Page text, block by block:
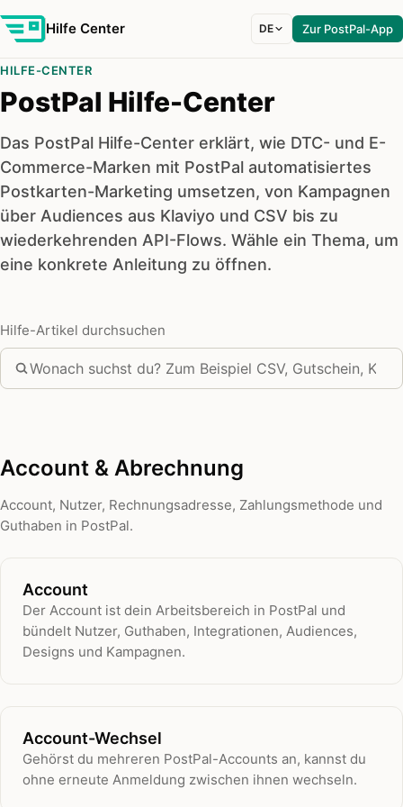
Hilfe Center DE Zur PostPal-App
HILFE-CENTER
PostPal Hilfe-Center
Das PostPal Hilfe-Center erklärt, wie DTC- und E-
Commerce-Marken mit PostPal automatisiertes
Postkarten-Marketing umsetzen, von Kampagnen
über Audiences aus Klaviyo und CSV bis zu
wiederkehrenden API-Flows. Wähle ein Thema, um
eine konkrete Anleitung zu öffnen.
Hilfe-Artikel durchsuchen
Account & Abrechnung
Account, Nutzer, Rechnungsadresse, Zahlungsmethode und
Guthaben in PostPal.
Account
Der Account ist dein Arbeitsbereich in PostPal und
bündelt Nutzer, Guthaben, Integrationen, Audiences,
Designs und Kampagnen.
Account-Wechsel
Gehörst du mehreren PostPal-Accounts an, kannst du
ohne erneute Anmeldung zwischen ihnen wechseln.